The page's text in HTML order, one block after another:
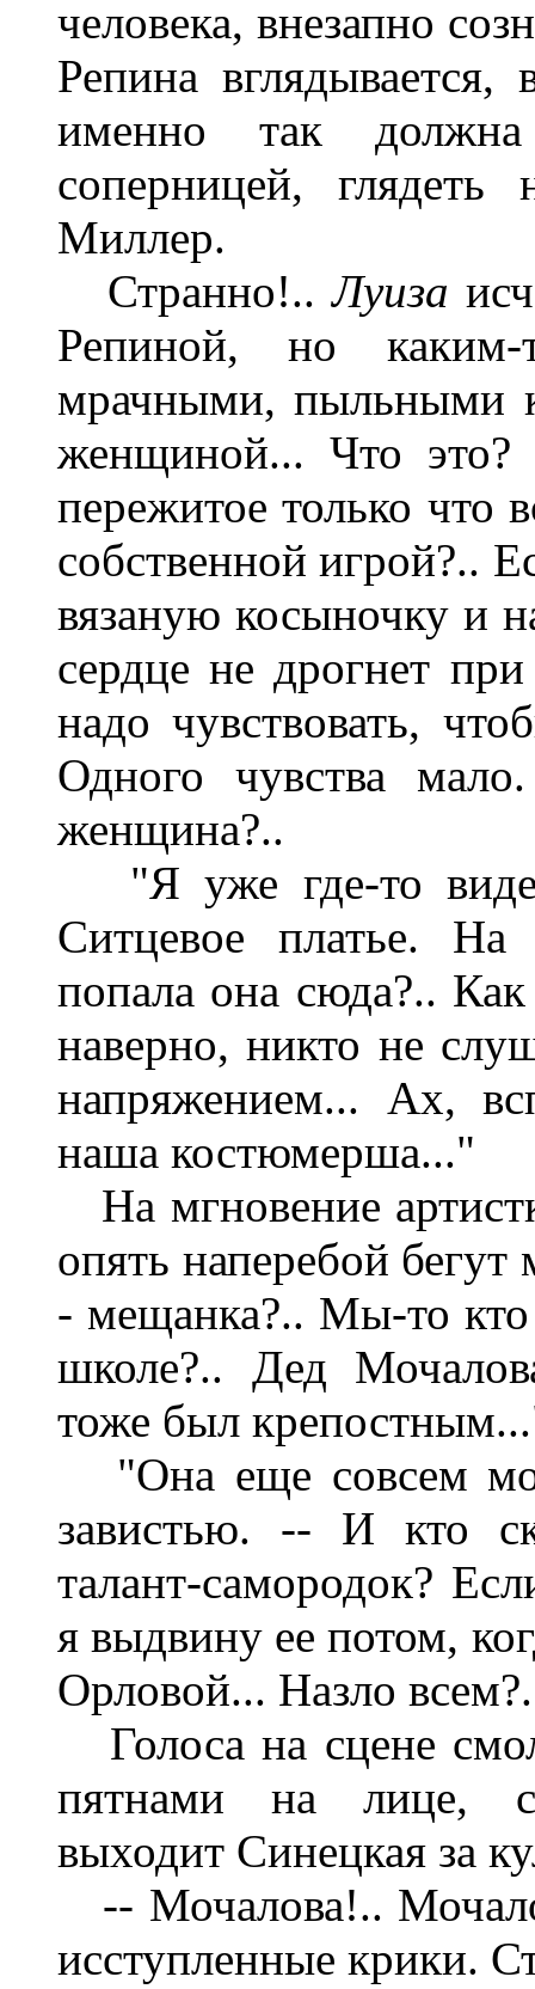
человека, внезапно
Репина
именно так
соперницей, глядеть
Миллер.
Странно!..Луиза
Репиной, но
мрачными, пыльными
женщиной... Что это?
пережитое только что
собственной игрой?..
вязаную косыночку и
сердце не дрогнет
надо чувствовать,
Одного чувства
женщина?..
"Я уже где-то
Ситцевое платье.
попала она сюда?..
наверно, никто не
напряжением... Ах,
наша костюмерша..."
На мгновение
опять наперебой
- мещанка?.. Мы-то кто
школе?.. Дед
тоже был
"Она еще совсем
завистью. -- И кто
талант-самородок?
я выдвину ее потом,
Орловой... Назло
Голоса на сцене
пятнами на лице, с
выходит Синецкая за
-- Мочалова!..
исступленные крики.